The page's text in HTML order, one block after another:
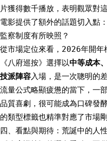
片獲得數千播放，表明觀眾對
電影提供了額外的話題切入點
監察制度有所映照？
從市場定位來看，2026年開年
《八府巡按》選擇以中等成本
技派陣容入場，是一次聰明的
流量公式略顯疲憊的當下，一
品質喜劇，很可能成為口碑發
的類型標籤也精準對應了市場剛
四、看點與期待：荒誕中的人